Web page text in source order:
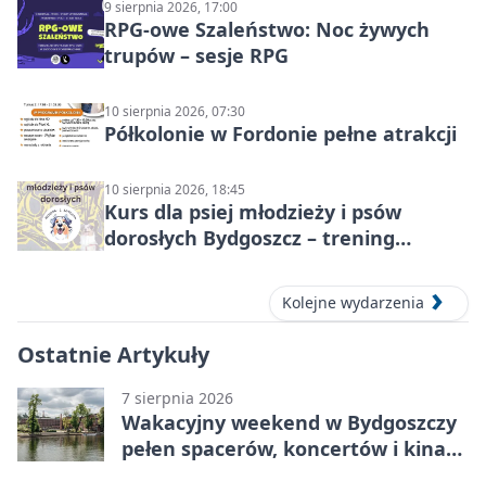
9 sierpnia 2026, 17:00
RPG-owe Szaleństwo: Noc żywych
trupów – sesje RPG
10 sierpnia 2026, 07:30
Półkolonie w Fordonie pełne atrakcji
10 sierpnia 2026, 18:45
Kurs dla psiej młodzieży i psów
dorosłych Bydgoszcz – trening
Kolejne wydarzenia
Ostatnie Artykuły
7 sierpnia 2026
Wakacyjny weekend w Bydgoszczy
pełen spacerów, koncertów i kina